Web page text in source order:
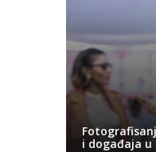
i događaja u